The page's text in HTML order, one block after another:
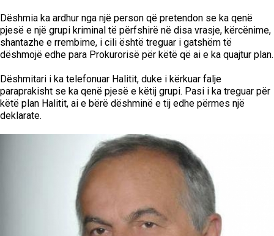
Dëshmia ka ardhur nga një person që pretendon se ka qenë
pjesë e një grupi kriminal të përfshirë në disa vrasje, kërcënime,
shantazhe e rrembime, i cili është treguar i gatshëm të
dëshmojë edhe para Prokurorisë për këtë që ai e ka quajtur plan.
Dëshmitari i ka telefonuar Halitit, duke i kërkuar falje
paraprakisht se ka qenë pjesë e këtij grupi. Pasi i ka treguar për
këtë plan Halitit, ai e bërë dëshminë e tij edhe përmes një
deklarate.